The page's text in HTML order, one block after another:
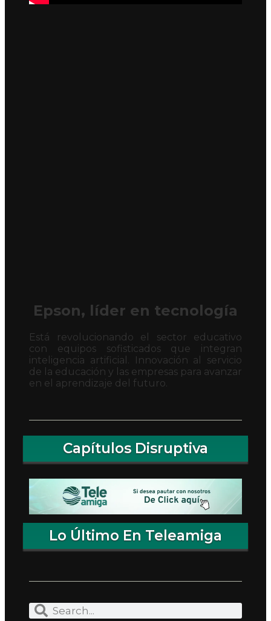
Epson, líder en tecnología
Está revolucionando el sector educativo
con equipos sofisticados que integran
inteligencia artificial. Innovación al servicio
de la educación y las empresas para avanzar
en el aprendizaje del futuro.
Capítulos Disruptiva
Lo Último En Teleamiga